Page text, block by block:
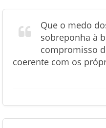
Que o medo
sobreponha à
compromisso
coerente com os